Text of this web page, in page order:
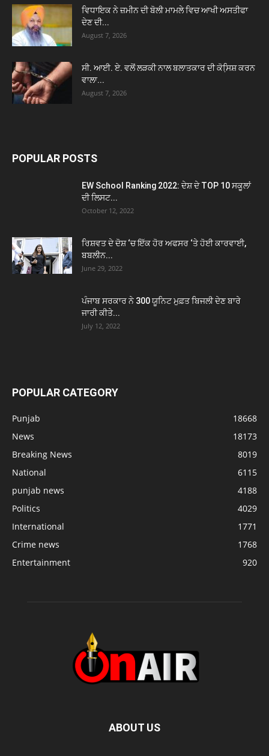
ਵਿਧਾਇਕ ਨੇ ਜ਼ਮੀਨ ਦੀ ਬੋਲੀ ਮਾਮਲੇ ਵਿਚ ਆਖੀ ਅਸਤੀਫਾ
ਦੇਣ ਦੀ...
August 7, 2026
ਸੀ. ਆਈ. ਏ. ਵਲੋਂ ਲੜਕੀ ਨਾਲ ਬਲਾਤਕਾਰ ਦੀ ਕੋਸਿ਼ਸ਼ ਕਰਨ
ਵਾਲਾ...
August 7, 2026
POPULAR POSTS
EW School Ranking 2022: ਦੇਸ਼ ਦੇ TOP 10 ਸਕੂਲਾਂ
ਦੀ ਲਿਸਟ...
October 12, 2022
ਰਿਸ਼ਵਤ ਦੇ ਦੋਸ਼ ‘ਚ ਇੱਕ ਹੋਰ ਅਫਸਰ ‘ਤੇ ਹੋਈ ਕਾਰਵਾਈ,
ਬਬਲੀਨ...
June 29, 2022
ਪੰਜਾਬ ਸਰਕਾਰ ਨੇ 300 ਯੂਨਿਟ ਮੁਫ਼ਤ ਬਿਜਲੀ ਦੇਣ ਬਾਰੇ
ਜਾਰੀ ਕੀਤੇ...
July 12, 2022
POPULAR CATEGORY
Punjab
18668
News
18173
Breaking News
8019
National
6115
punjab news
4188
Politics
4029
International
1771
Crime news
1768
Entertainment
920
ABOUT US